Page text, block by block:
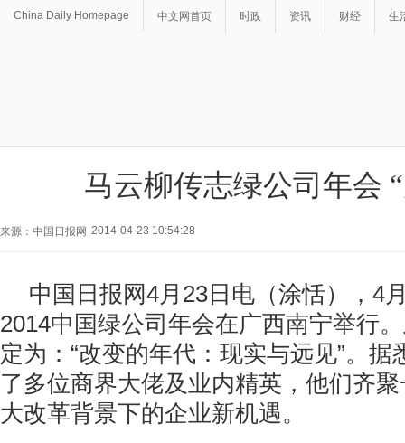
China Daily Homepage 中文网首页 时政 资讯 财经 生
马云柳传志绿公司年会
来源：中国日报网 2014-04-23 10:54:28
中国日报网4月23日电（涂恬），4
2014中国绿公司年会在广西南宁举行
定为：“改变的年代：现实与远见”。
了多位商界大佬及业内精英，他们齐
大改革背景下的企业新机遇。